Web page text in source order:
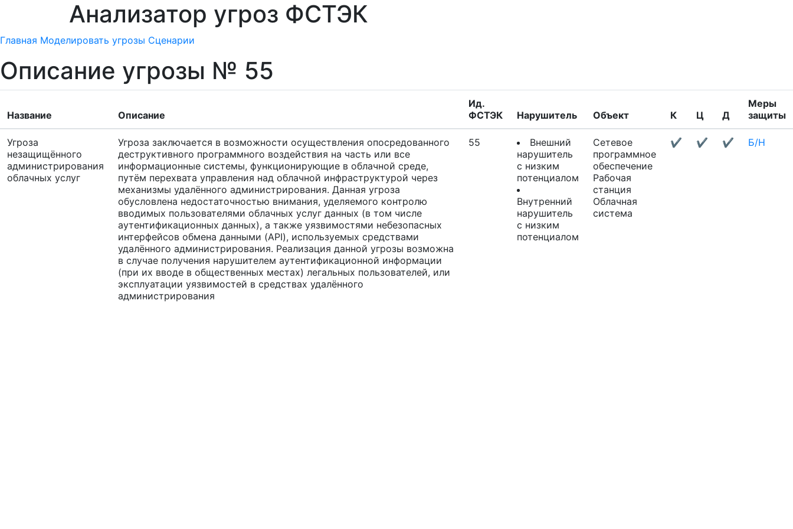
Анализатор угроз ФСТЭК
Главная Моделировать угрозы Сценарии
Описание угрозы № 55
Название Описание
Ид.
ФСТЭК
Нарушитель Объект К Ц Д
Меры
защиты
Угроза
незащищённого
администрирования
облачных услуг
Угроза заключается в возможности осуществления опосредованного
деструктивного программного воздействия на часть или все
информационные системы, функционирующие в облачной среде,
путём перехвата управления над облачной инфраструктурой через
механизмы удалённого администрирования. Данная угроза
обусловлена недостаточностью внимания, уделяемого контролю
вводимых пользователями облачных услуг данных (в том числе
аутентификационных данных), а также уязвимостями небезопасных
интерфейсов обмена данными (API), используемых средствами
удалённого администрирования. Реализация данной угрозы возможна
в случае получения нарушителем аутентификационной информации
(при их вводе в общественных местах) легальных пользователей, или
эксплуатации уязвимостей в средствах удалённого
администрирования
55
Внешний
нарушитель
с низким
потенциалом
Внутренний
нарушитель
с низким
потенциалом
Сетевое
программное
обеспечение
Рабочая
станция
Облачная
система
✔ ✔ ✔ Б/Н